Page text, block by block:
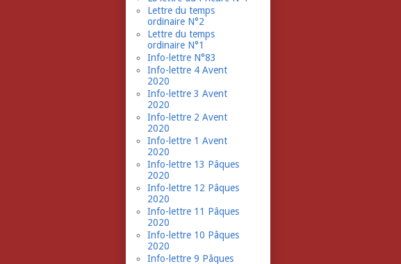
Lettre du temps
ordinaire N°2
Lettre du temps
ordinaire N°1
Info-lettre N°83
Info-lettre 4 Avent
2020
Info-lettre 3 Avent
2020
Info-lettre 2 Avent
2020
Info-lettre 1 Avent
2020
Info-lettre 13 Pâques
2020
Info-lettre 12 Pâques
2020
Info-lettre 11 Pâques
2020
Info-lettre 10 Pâques
2020
Info-lettre 9 Pâques